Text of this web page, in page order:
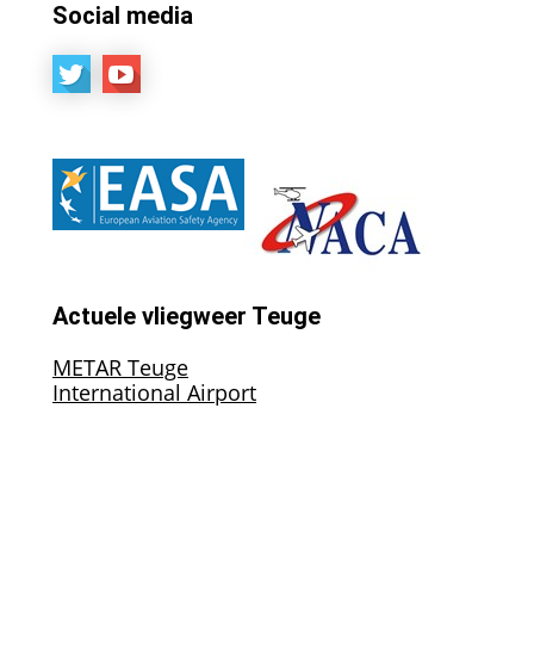
Social media
Actuele vliegweer Teuge
METAR Teuge
International Airport